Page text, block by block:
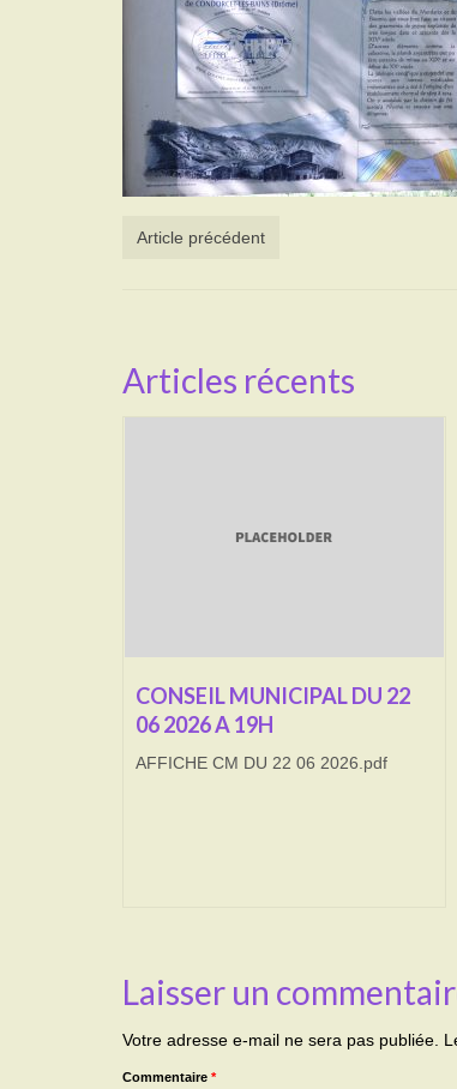
Article précédent
Articles récents
CONSEIL MUNICIPAL DU 22
06 2026 A 19H
AFFICHE CM DU 22 06 2026.pdf
Laisser un
Votre adresse e-mail ne sera pas publiée.
Commentaire *